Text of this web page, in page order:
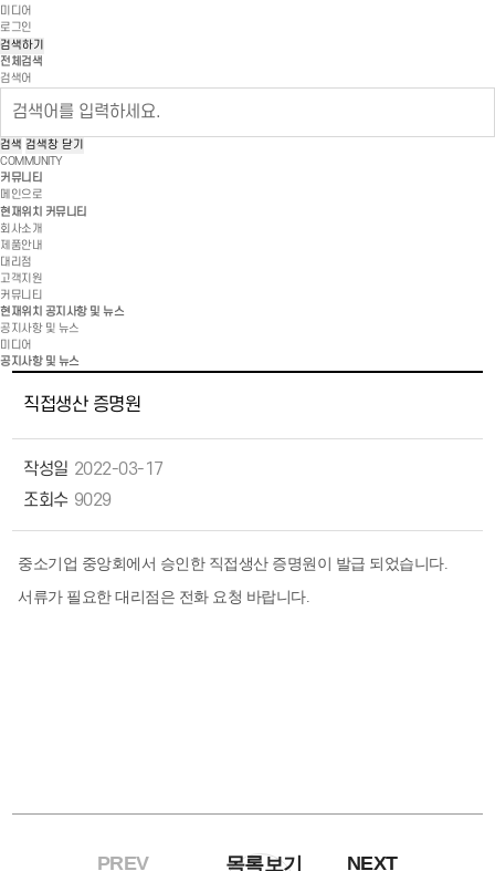
미디어
로그인
검색하기
전체검색
검색어
검색 검색창 닫기
COMMUNITY
커뮤니티
메인으로
현재위치 커뮤니티
회사소개
제품안내
대리점
고객지원
커뮤니티
현재위치 공지사항 및 뉴스
공지사항 및 뉴스
미디어
공지사항 및 뉴스
직접생산 증명원
작성일 2022-03-17
조회수 9029
중소기업 중앙회에서 승인한 직접생산 증명원이 발급 되었습니다.
서류가 필요한 대리점은 전화 요청 바랍니다.
PREV NEXT
목록보기